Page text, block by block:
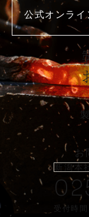
公式オンライ
お
新潟本
受付時